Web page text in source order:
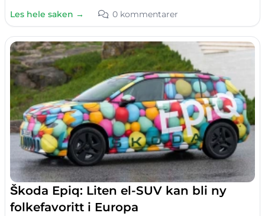
Les hele saken → 0 kommentarer
Škoda Epiq: Liten el-SUV kan bli ny
folkefavoritt i Europa